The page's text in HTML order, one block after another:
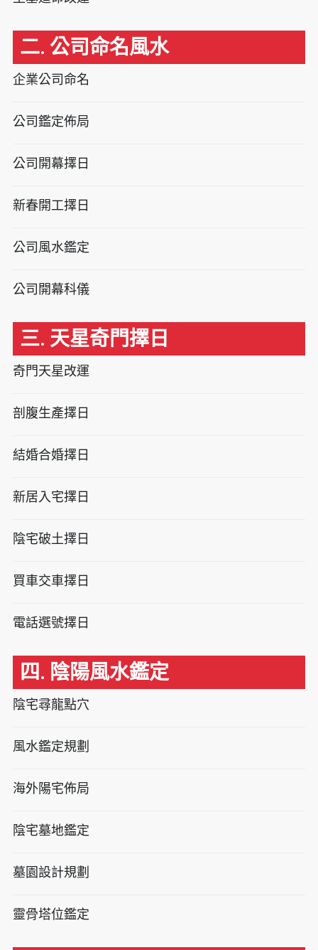
二. 公司命名風水
企業公司命名
公司鑑定佈局
公司開幕擇日
新春開工擇日
公司風水鑑定
公司開幕科儀
三. 天星奇門擇日
奇門天星改運
剖腹生產擇日
結婚合婚擇日
新居入宅擇日
陰宅破土擇日
買車交車擇日
電話選號擇日
四. 陰陽風水鑑定
陰宅尋龍點穴
風水鑑定規劃
海外陽宅佈局
陰宅墓地鑑定
墓園設計規劃
靈骨塔位鑑定